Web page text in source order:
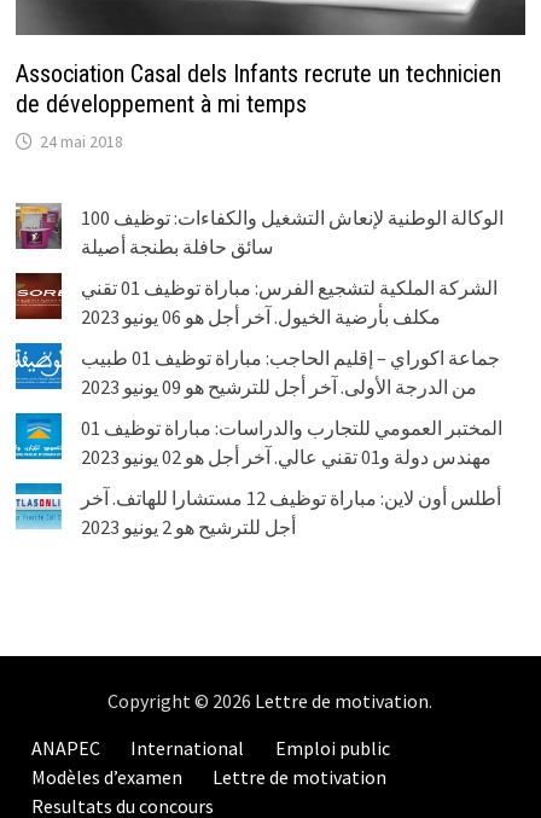
Association Casal dels Infants recrute un technicien
de développement à mi temps
24 mai 2018
الوكالة الوطنية لإنعاش التشغيل والكفاءات: توظيف 100
سائق حافلة بطنجة أصيلة
الشركة الملكية لتشجيع الفرس: مباراة توظيف 01 تقني
مكلف بأرضية الخيول. آخر أجل هو 06 يونيو 2023
جماعة اكوراي – إقليم الحاجب: مباراة توظيف 01 طبيب
من الدرجة الأولى. آخر أجل للترشيح هو 09 يونيو 2023
المختبر العمومي للتجارب والدراسات: مباراة توظيف 01
مهندس دولة و01 تقني عالي. آخر أجل هو 02 يونيو 2023
أطلس أون لاين: مباراة توظيف 12 مستشارا للهاتف. آخر
أجل للترشيح هو 2 يونيو 2023
Copyright © 2026 Lettre de motivation.
ANAPEC
International
Emploi public
Modèles d’examen
Lettre de motivation
Resultats du concours